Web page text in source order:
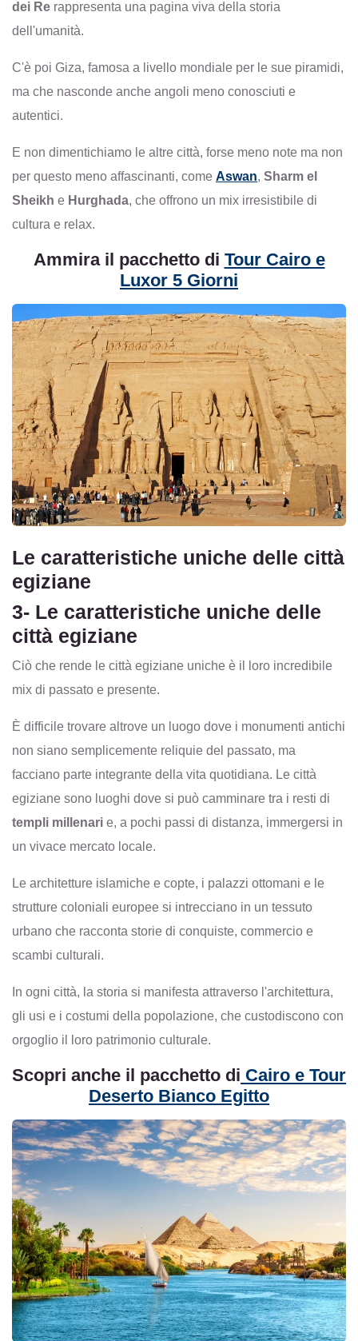
dei Re rappresenta una pagina viva della storia
dell'umanità.
C'è poi Giza, famosa a livello mondiale per le sue piramidi,
ma che nasconde anche angoli meno conosciuti e
autentici.
E non dimentichiamo le altre città, forse meno note ma non
per questo meno affascinanti, come Aswan, Sharm el
Sheikh e Hurghada, che offrono un mix irresistibile di
cultura e relax.
Ammira il pacchetto di Tour Cairo e
Luxor 5 Giorni
Le caratteristiche uniche delle città
egiziane
3- Le caratteristiche uniche delle
città egiziane
Ciò che rende le città egiziane uniche è il loro incredibile
mix di passato e presente.
È difficile trovare altrove un luogo dove i monumenti antichi
non siano semplicemente reliquie del passato, ma
facciano parte integrante della vita quotidiana. Le città
egiziane sono luoghi dove si può camminare tra i resti di
templi millenari e, a pochi passi di distanza, immergersi in
un vivace mercato locale.
Le architetture islamiche e copte, i palazzi ottomani e le
strutture coloniali europee si intrecciano in un tessuto
urbano che racconta storie di conquiste, commercio e
scambi culturali.
In ogni città, la storia si manifesta attraverso l'architettura,
gli usi e i costumi della popolazione, che custodiscono con
orgoglio il loro patrimonio culturale.
Scopri anche il pacchetto di Cairo e Tour
Deserto Bianco Egitto